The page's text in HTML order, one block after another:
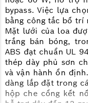
bypass. Việc lựa
bằng công tắc bố trí
Mặt lưới của loa
trắng bán bóng,
ABS đạt chuẩn UL
thép dày phủ sơn
và vận hành ổn
dàng lắp đặt trong
hộp che cổng kết